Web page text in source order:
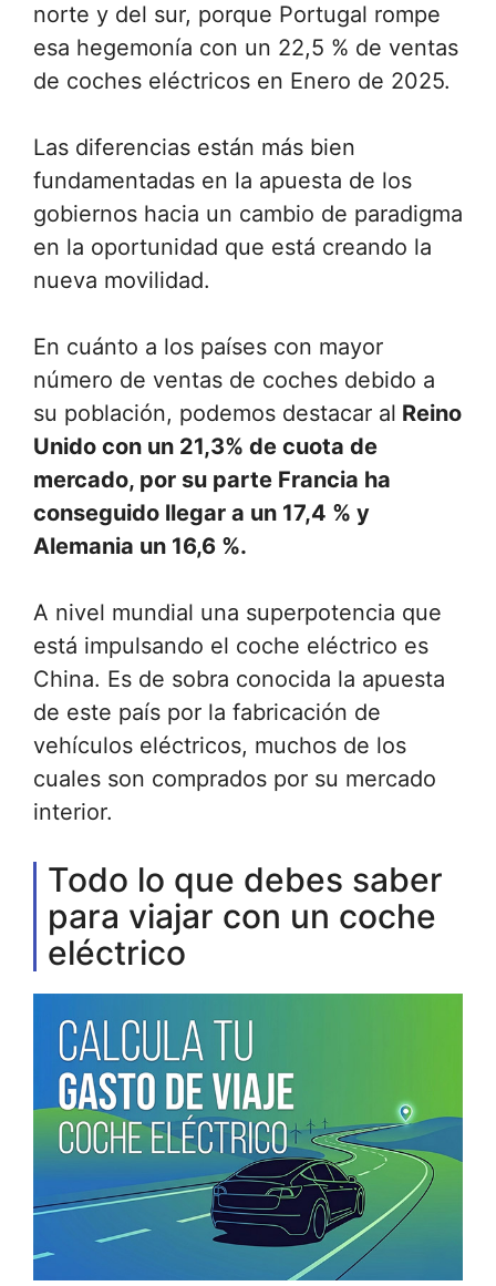
norte y del sur, porque Portugal rompe
esa hegemonía con un 22,5 % de ventas
de coches eléctricos en Enero de 2025.
Las diferencias están más bien
fundamentadas en la apuesta de los
gobiernos hacia un cambio de paradigma
en la oportunidad que está creando la
nueva movilidad.
En cuánto a los países con mayor
número de ventas de coches debido a
su población, podemos destacar al Reino
Unido con un 21,3% de cuota de
mercado, por su parte Francia ha
conseguido llegar a un 17,4 % y
Alemania un 16,6 %.
A nivel mundial una superpotencia que
está impulsando el coche eléctrico es
China. Es de sobra conocida la apuesta
de este país por la fabricación de
vehículos eléctricos, muchos de los
cuales son comprados por su mercado
interior.
Todo lo que debes saber
para viajar con un coche
eléctrico